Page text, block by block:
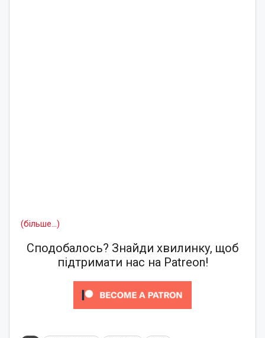
(більше…)
Сподобалось? Знайди хвилинку, щоб
підтримати нас на Patreon!